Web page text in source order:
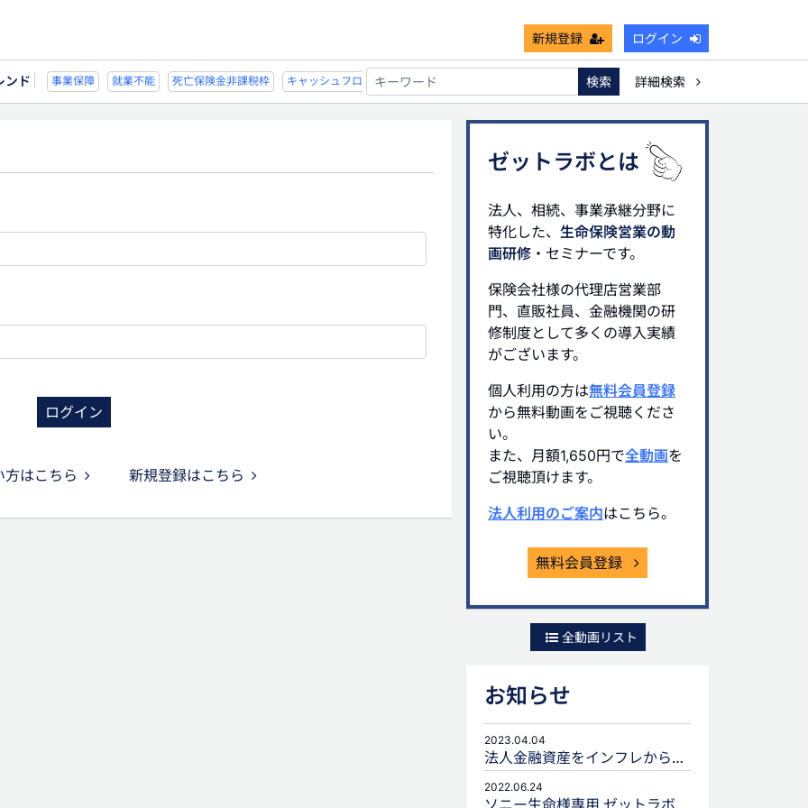
新規登録 ログイン
ンド
能 死亡保険金非課税枠 キャッシュフロー 宗教法人 事業保障 就業不能 死亡保険金非課税枠 キャッシュフロー 宗教法人
検索
詳細検索
ログイン
方はこちら 新規登録はこちら
ゼットラボとは
法人、相続、事業承継分野に
特化した、 生命保険営業の動
画研修 ・セミナーです。
保険会社様の代理店営業部
門、直販社員、金融機関の研
修制度として多くの導入実績
がございます。
個人利用の方は無料会員登録
から無料動画をご視聴くださ
い。
また、月額1,650円で全動画を
ご視聴頂けます。
法人利用のご案内はこちら。
無料会員登録
全動画リスト
お知らせ
2023.04.04
法人金融資産をインフレから守るための生命保険活用
2022.06.24
ソニー生命様専用 ゼットラボforLIFEPLANNERのご案内